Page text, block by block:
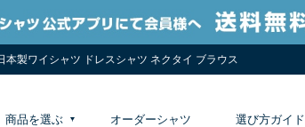
製ワイシャツ ドレスシャツ ネクタイ ブラウス
商品を選ぶ オーダーシャツ 選び方ガイド